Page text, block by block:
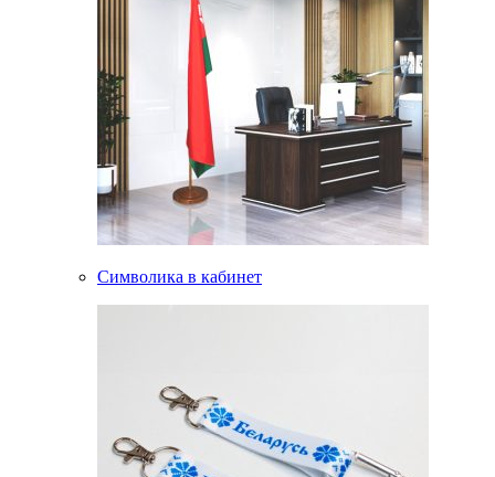
Символика в кабинет